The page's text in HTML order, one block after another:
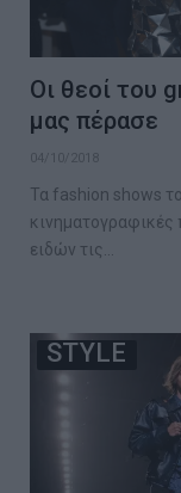
Οι θεοί του
μας πέρασε
04/10/2018
Τα fashion shows
ειδών τις…
STYLE